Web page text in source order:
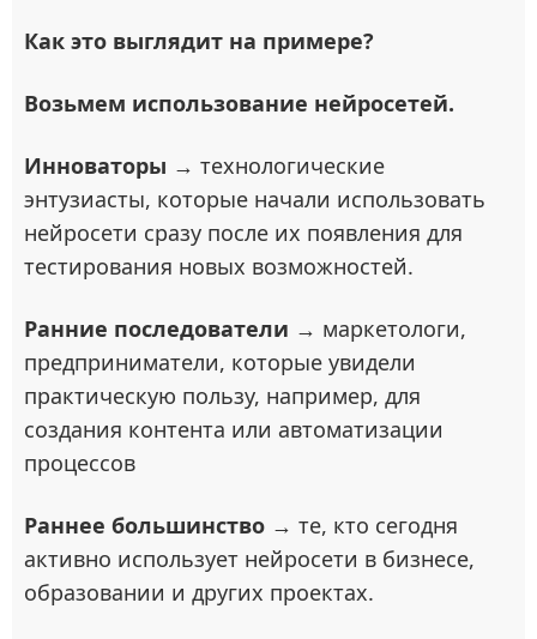
Как это выглядит на примере?
Возьмем использование нейросетей.
Инноваторы → технологические
энтузиасты, которые начали использовать
нейросети сразу после их появления для
тестирования новых возможностей.
Ранние последователи → маркетологи,
предприниматели, которые увидели
практическую пользу, например, для
создания контента или автоматизации
процессов
Раннее большинство → те, кто сегодня
активно использует нейросети в бизнесе,
образовании и других проектах.